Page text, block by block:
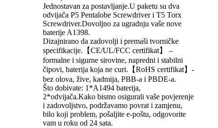
Jednostavan za postavljanje.U paketu su dva
odvijača P5 Pentalobe Screwdriver i T5 Torx
Screwdriver.Dovoljno za ugradnju vaše nove
baterije A1398.
Dizajnirano da zadovolji i premaši tvorničke
specifikacije.【CE/UL/FCC certifikat】 –
formalne i sigurne sirovine, napredni i stabilni
čipovi, baterija koja ne curi.【RoHS certifikat】-
bez olova, žive, kadmija, PBB-a i PBDE-a.
Što dobivate: 1*A1494 baterija,
2*odvijača.Kako bismo osigurali vaše povjerenje
i zadovoljstvo, podržavamo povrat i zamjenu,
bilo koji problem, pošaljite e-poštu, odgovorite
vam u roku od 24 sata.